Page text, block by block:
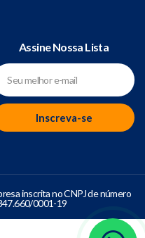
Assine Nossa Lista
Inscreva-se
inscrita no CNPJ de número
0001-19